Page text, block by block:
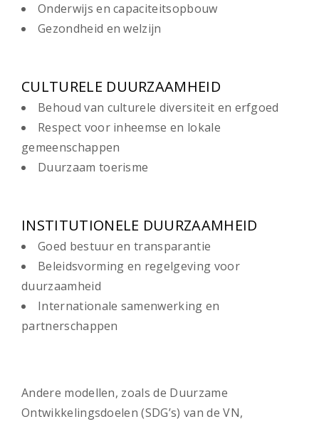
Onderwijs en capaciteitsopbouw
Gezondheid en welzijn
CULTURELE DUURZAAMHEID
Behoud van culturele diversiteit en erfgoed
Respect voor inheemse en lokale
gemeenschappen
Duurzaam toerisme
INSTITUTIONELE DUURZAAMHEID
Goed bestuur en transparantie
Beleidsvorming en regelgeving voor
duurzaamheid
Internationale samenwerking en
partnerschappen
Andere modellen, zoals de Duurzame
Ontwikkelingsdoelen (SDG’s) van de VN,